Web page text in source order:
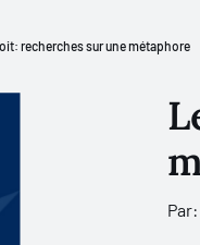
recherches sur une métaphore
Par: